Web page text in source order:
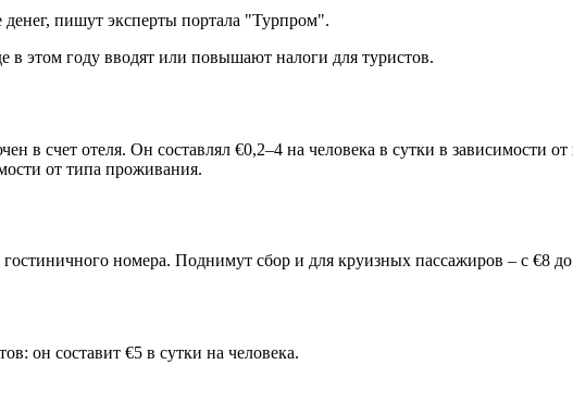
денег, пишут эксперты портала "Турпром".
в этом году вводят или повышают налоги для туристов.
в счет отеля. Он составлял €0,2–4 на человека в сутки в
от типа проживания.
гостиничного номера. Поднимут сбор и для круизных пассажиров – с €8
он составит €5 в сутки на человека.